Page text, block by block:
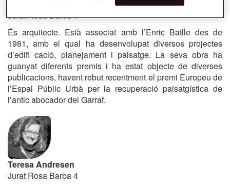
Jurat Rosa Barba 4
És arquitecte. Està associat amb l’Enric Batlle des de
1981, amb el qual ha desenvolupat diversos projectes
d’edifi cació, planejament i paisatge. La seva obra ha
guanyat diferents premis i ha estat objecte de diverses
publicacions, havent rebut recentment el premi Europeu de
l’Espai Públic Urbà per la recuperació paisatgística de
l’antic abocador del Garraf.
Teresa Andresen
Jurat Rosa Barba 4